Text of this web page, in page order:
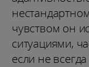
чувством он
ситуациями,
если не